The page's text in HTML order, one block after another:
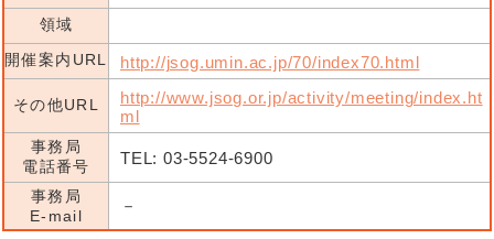
領域
開催案内URL
http://jsog.umin.ac.jp/70/index70.html
その他URL
http://www.jsog.or.jp/activity/meeting/index.ht
ml
事務局
電話番号
TEL: 03-5524-6900
事務局
E-mail
－